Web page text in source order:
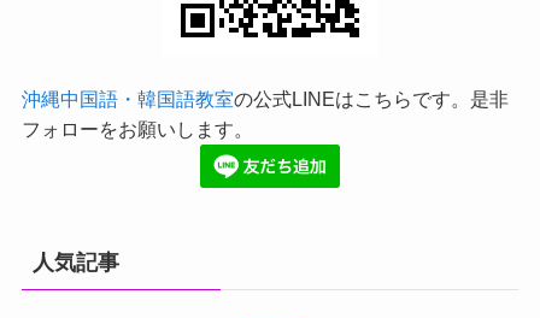
沖縄中国語・韓国語教室の公式LINEはこちらです。是非
フォローをお願いします。
人気記事